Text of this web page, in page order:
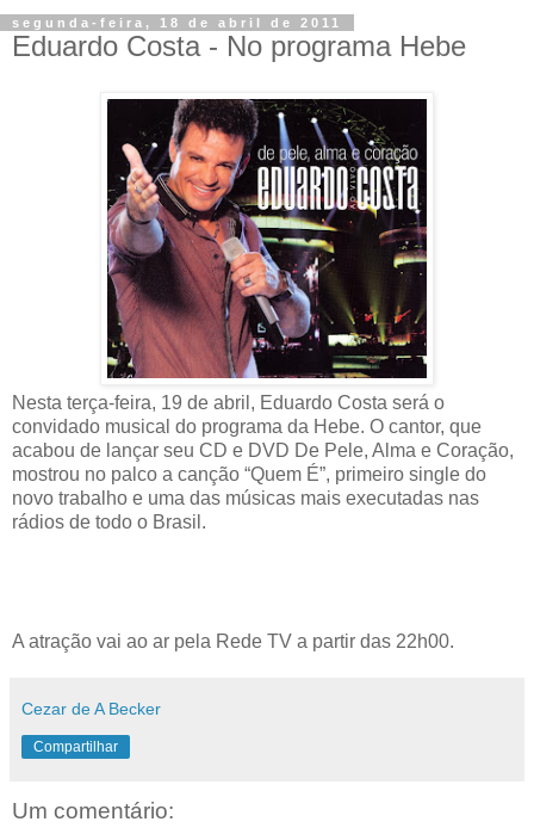
segunda-feira, 18 de abril de 2011
Eduardo Costa - No programa Hebe
Nesta terça-feira, 19 de abril, Eduardo Costa será o
convidado musical do programa da Hebe. O cantor, que
acabou de lançar seu CD e DVD De Pele, Alma e Coração,
mostrou no palco a canção “Quem É”, primeiro single do
novo trabalho e uma das músicas mais executadas nas
rádios de todo o Brasil.
A atração vai ao ar pela Rede TV a partir das 22h00.
Cezar de A Becker
Compartilhar
Um comentário: